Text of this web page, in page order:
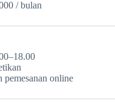
/ bulan
pemesanan online